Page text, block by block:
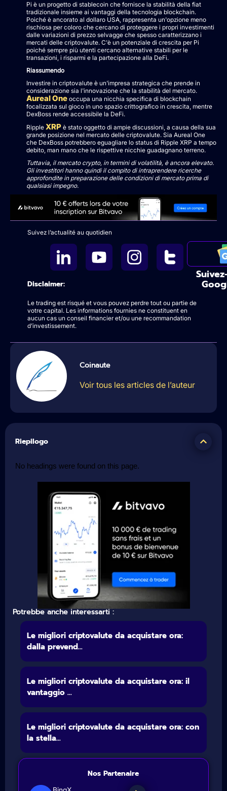
Pi è un progetto di stablecoin che fornisce la stabilità della fiat
tradizionale insieme ai vantaggi della tecnologia blockchain.
Poiché è ancorato al dollaro USA, rappresenta un'opzione meno
rischiosa per coloro che cercano di proteggere i propri investimenti
dalle variazioni di prezzo selvagge che spesso caratterizzano i
mercati delle criptovalute. C'è un potenziale di crescita per Pi
poiché sempre più utenti cercano alternative stabili per le
transazioni, i risparmi e la partecipazione alla DeFi.
Riassumendo
Investire in criptovalute è un'impresa strategica che prende in
considerazione sia l'innovazione che la stabilità del mercato.
Aureal One occupa una nicchia specifica di blockchain
focalizzata sul gioco in uno spazio crittografico in crescita, mentre
DexBoss rende accessibile la DeFi.
Ripple XRP è stato oggetto di ampie discussioni, a causa della sua
grande posizione nel mercato delle criptovalute. Sia Aureal One
che DexBoss potrebbero eguagliare lo status di Ripple XRP a tempo
debito, man mano che le rispettive nicchie guadagnano terreno.
Tuttavia, il mercato crypto, in termini di volatilità, è ancora elevato.
Gli investitori hanno quindi il compito di intraprendere ricerche
approfondite in preparazione delle condizioni di mercato prima di
qualsiasi impegno.
Suivez l’actualité au quotidien
Disclaimer:
Le trading est risqué et vous pouvez perdre tout ou partie de
votre capital. Les informations fournies ne constituent en
aucun cas un conseil financier et/ou une recommandation
d’investissement.
Coinaute
Voir tous les articles de l’auteur
Riepilogo
No headings were found on this page.
Potrebbe anche interessarti :
Le migliori criptovalute da acquistare ora:
dalla prevend...
Le migliori criptovalute da acquistare ora: il
vantaggio ...
Le migliori criptovalute da acquistare ora: con
la stella...
Nos Partenaire